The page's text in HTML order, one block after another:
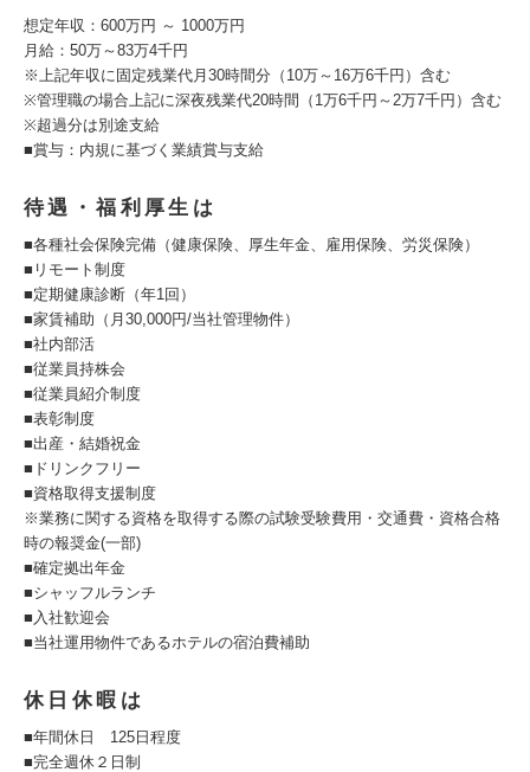
想定年収：600万円 ～ 1000万円
月給：50万～83万4千円
※上記年収に固定残業代月30時間分（10万～16万6千円）含む
※管理職の場合上記に深夜残業代20時間（1万6千円～2万7千円）含む
※超過分は別途支給
■賞与：内規に基づく業績賞与支給
待遇・福利厚生は
■各種社会保険完備（健康保険、厚生年金、雇用保険、労災保険）
■リモート制度
■定期健康診断（年1回）
■家賃補助（月30,000円/当社管理物件）
■社内部活
■従業員持株会
■従業員紹介制度
■表彰制度
■出産・結婚祝金
■ドリンクフリー
■資格取得支援制度
※業務に関する資格を取得する際の試験受験費用・交通費・資格合格
時の報奨金(一部)
■確定拠出年金
■シャッフルランチ
■入社歓迎会
■当社運用物件であるホテルの宿泊費補助
休日休暇は
■年間休日 125日程度
■完全週休２日制